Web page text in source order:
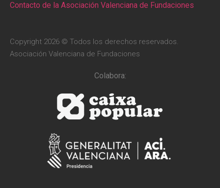
Contacto de la Asociación Valenciana de Fundaciones
Copyright 2026 © Todos los derechos reservados.
Asociación Valenciana de Fundaciones
Colabora: